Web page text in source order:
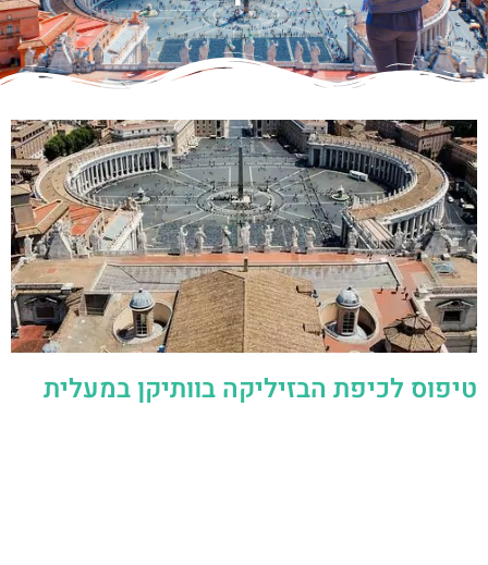
טיפוס לכיפת הבזיליקה בוותיקן במעלית